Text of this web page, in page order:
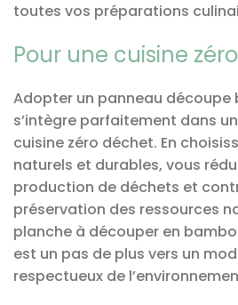
toutes vos préparations
Pour une cuisine
Adopter un panneau
s’intègre parfaitement dans
cuisine zéro déchet. En
naturels et durables, vous
production de déchets et
préservation des ressources
planche à découper en
est un pas de plus vers un
respectueux de